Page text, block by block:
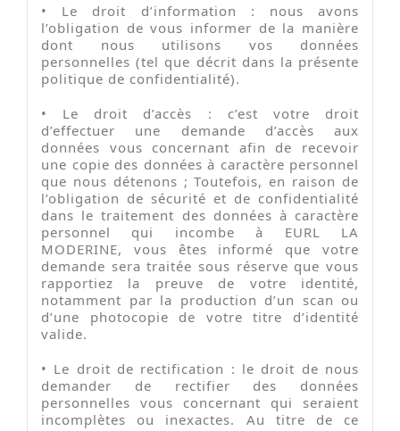
•
Le droit d’information : nous avons
l’obligation de vous informer de la manière
dont nous utilisons vos données
personnelles (tel que décrit dans la présente
politique de confidentialité).
•
Le droit d’accès : c’est votre droit
d’effectuer une demande d’accès aux
données vous concernant afin de recevoir
une copie des données à caractère personnel
que nous détenons ; Toutefois, en raison de
l’obligation de sécurité et de confidentialité
dans le traitement des données à caractère
personnel qui incombe à EURL LA
MODERINE, vous êtes informé que votre
demande sera traitée sous réserve que vous
rapportiez la preuve de votre identité,
notamment par la production d’un scan ou
d’une photocopie de votre titre d’identité
valide.
• Le droit de rectification : le droit de nous
demander de rectifier des données
personnelles vous concernant qui seraient
incomplètes ou inexactes. Au titre de ce